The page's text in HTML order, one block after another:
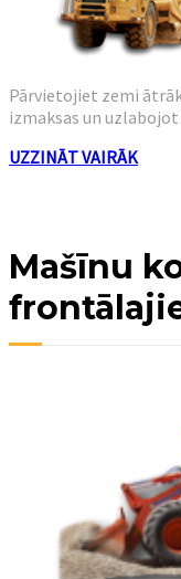
Pārvietojiet zemi
izmaksas un uzlabojot
UZZINĀT VAIRĀK
Mašīnu